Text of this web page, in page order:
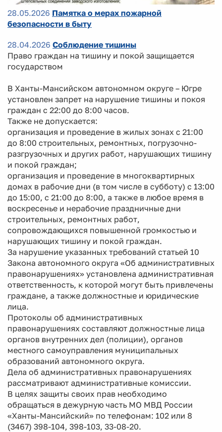
28.05.2026 Памятка о мерах пожарной
безопасности в быту
28.04.2026 Соблюдение тишины
Право граждан на тишину и покой защищается
государством
В Ханты-Мансийском автономном округе – Югре
установлен запрет на нарушение тишины и покоя
граждан с 22:00 до 8:00 часов.
Также не допускается:
организация и проведение в жилых зонах с 21:00
до 8:00 строительных, ремонтных, погрузочно-
разгрузочных и других работ, нарушающих тишину
и покой граждан;
организация и проведение в многоквартирных
домах в рабочие дни (в том числе в субботу) с 13:00
до 15:00, с 21:00 до 8:00, а также в любое время в
воскресенье и нерабочие праздничные дни
строительных, ремонтных работ,
сопровождающихся повышенной громкостью и
нарушающих тишину и покой граждан.
За нарушение указанных требований статьей 10
Закона автономного округа «Об административных
правонарушениях» установлена административная
ответственность, к которой могут быть привлечены
граждане, а также должностные и юридические
лица.
Протоколы об административных
правонарушениях составляют должностные лица
органов внутренних дел (полиции), органов
местного самоуправления муниципальных
образований автономного округа.
Дела об административных правонарушениях
рассматривают административные комиссии.
В целях защиты своих прав необходимо
обращаться в дежурную часть МО МВД России
«Ханты-Мансийский» по телефонам: 102 или 8
(3467) 398-104, 398-103, 33-08-20.